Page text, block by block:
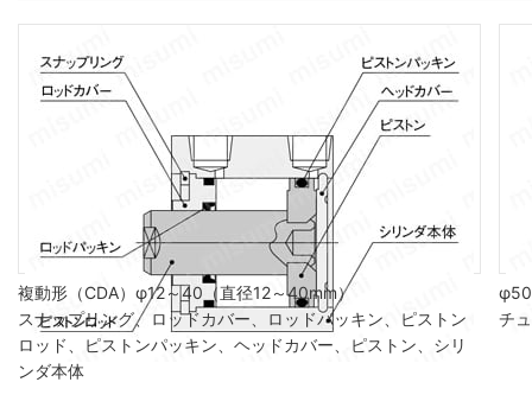
複動形（CDA）φ12～40（直径12～40mm）
スナップリング、ロッドカバー、ロッドパッキン、ピストン
ロッド、ピストンパッキン、ヘッドカバー、ピストン、シリ
ンダ本体
φ50
チ